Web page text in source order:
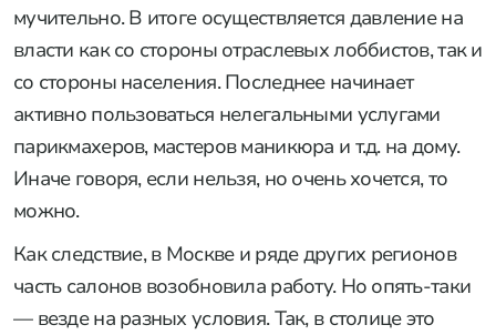
мучительно. В итоге осуществляется давление на
власти как со стороны отраслевых лоббистов, так и
со стороны населения. Последнее начинает
активно пользоваться нелегальными услугами
парикмахеров, мастеров маникюра и т.д. на дому.
Иначе говоря, если нельзя, но очень хочется, то
можно.
Как следствие, в Москве и ряде других регионов
часть салонов возобновила работу. Но опять-таки
— везде на разных условия. Так, в столице это